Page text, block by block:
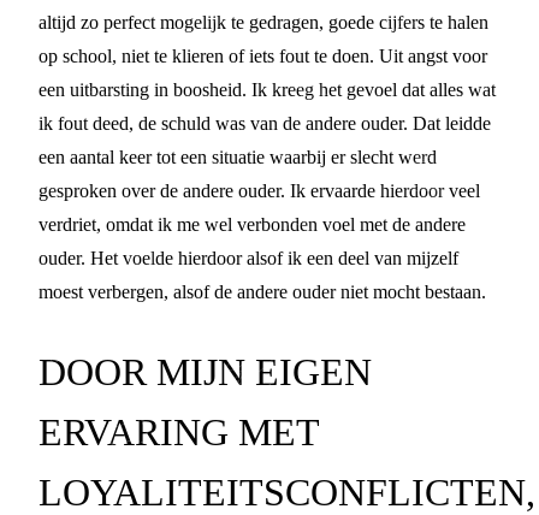
altijd zo perfect mogelijk te gedragen, goede cijfers te halen
op school, niet te klieren of iets fout te doen. Uit angst voor
een uitbarsting in boosheid. Ik kreeg het gevoel dat alles wat
ik fout deed, de schuld was van de andere ouder. Dat leidde
een aantal keer tot een situatie waarbij er slecht werd
gesproken over de andere ouder. Ik ervaarde hierdoor veel
verdriet, omdat ik me wel verbonden voel met de andere
ouder. Het voelde hierdoor alsof ik een deel van mijzelf
moest verbergen, alsof de andere ouder niet mocht bestaan.
DOOR MIJN EIGEN
ERVARING MET
LOYALITEITSCONFLICTEN,